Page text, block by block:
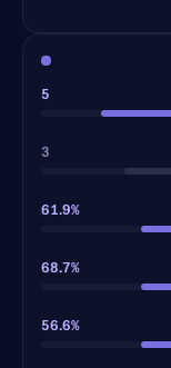
5
3
61.9%
68.7%
56.6%